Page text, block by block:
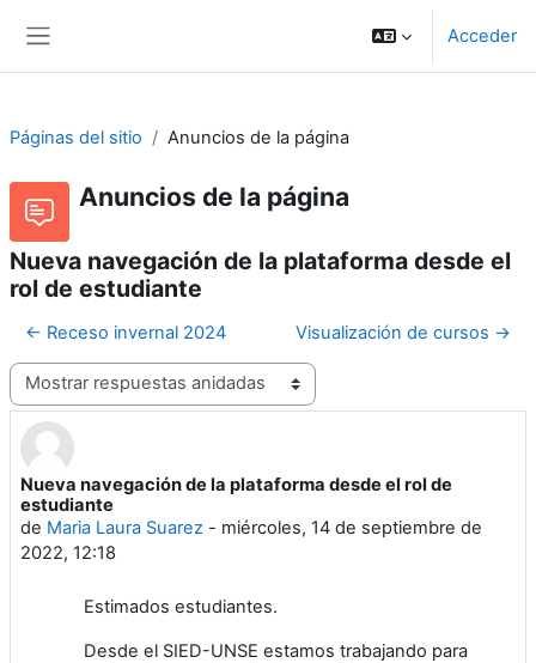
Acceder
Páginas del sitio Anuncios de la página
Anuncios de la página
Nueva navegación de la plataforma desde el
rol de estudiante
← Receso invernal 2024 Visualización de cursos →
Mostrar modo
Nueva navegación de la plataforma desde el rol de
estudiante
de Maria Laura Suarez - miércoles, 14 de septiembre de
2022, 12:18
Número de respuestas: 0
Estimados estudiantes.
Desde el SIED-UNSE estamos trabajando para